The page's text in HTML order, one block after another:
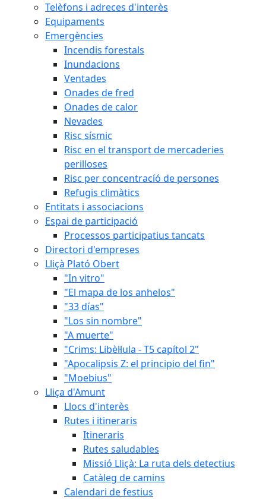
Telèfons i adreces d'interès
Equipaments
Emergències
Incendis forestals
Inundacions
Ventades
Onades de fred
Onades de calor
Nevades
Risc sísmic
Risc en el transport de mercaderies
perilloses
Risc per concentracíó de persones
Refugis climàtics
Entitats i associacions
Espai de participació
Processos participatius tancats
Directori d'empreses
Lliçà Plató Obert
"In vitro"
"El mapa de los anhelos"
"33 días"
"Los sin nombre"
"A muerte"
"Crims: Libèl·lula - T5 capítol 2"
"Apocalipsis Z: el principio del fin"
"Moebius"
Lliça d'Amunt
Llocs d'interès
Rutes i itineraris
Itineraris
Rutes saludables
Missió Lliçà: La ruta dels detectius
Catàleg de camins
Calendari de festius